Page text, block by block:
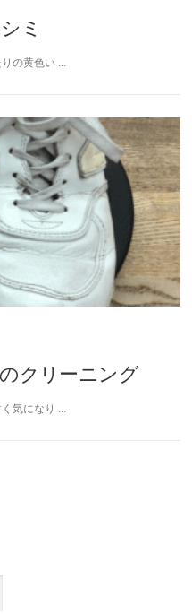
ミ
の黄色い …
クリーニング
気になり …